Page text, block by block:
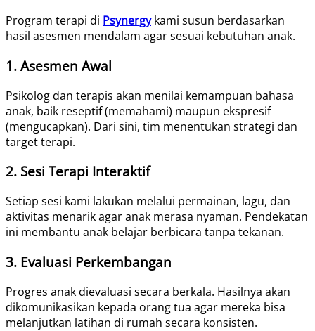
Program terapi di Psynergykami susun berdasarkan
hasil asesmen mendalam agar sesuai kebutuhan anak.
1. Asesmen Awal
Psikolog dan terapis akan menilai kemampuan bahasa
anak, baik reseptif (memahami) maupun ekspresif
(mengucapkan). Dari sini, tim menentukan strategi dan
target terapi.
2. Sesi Terapi Interaktif
Setiap sesi kami lakukan melalui permainan, lagu, dan
aktivitas menarik agar anak merasa nyaman. Pendekatan
ini membantu anak belajar berbicara tanpa tekanan.
3. Evaluasi Perkembangan
Progres anak dievaluasi secara berkala. Hasilnya akan
dikomunikasikan kepada orang tua agar mereka bisa
melanjutkan latihan di rumah secara konsisten.